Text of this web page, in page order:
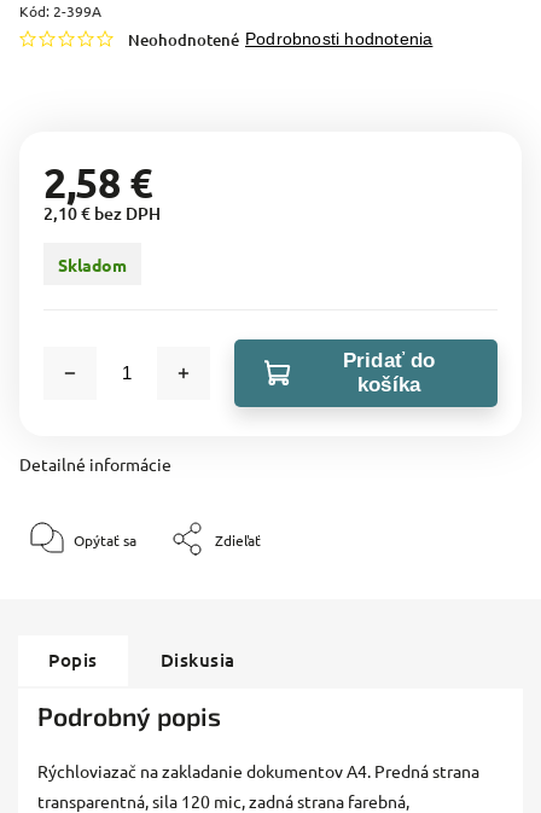
Kód: 2-399A
Neohodnotené Podrobnosti hodnotenia
2,58 €
2,10 € bez DPH
Skladom
Pridať do
košíka
Detailné informácie
Opýtať sa Zdieľať
Popis Diskusia
Podrobný popis
Rýchloviazač na zakladanie dokumentov A4. Predná strana
transparentná, sila 120 mic, zadná strana farebná,